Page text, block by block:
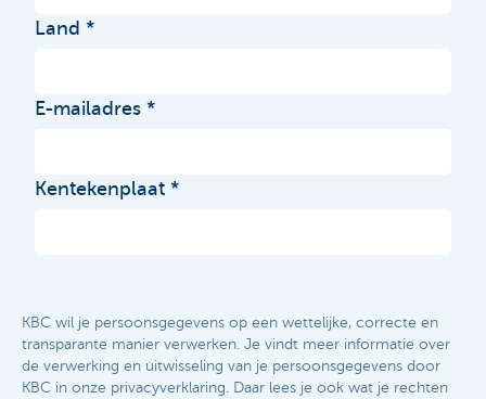
Land
E-mailadres
Kentekenplaat
KBC wil je persoonsgegevens op een wettelijke, correcte en
transparante manier verwerken. Je vindt meer informatie over
de verwerking en uitwisseling van je persoonsgegevens door
KBC in onze privacyverklaring. Daar lees je ook wat je rechten